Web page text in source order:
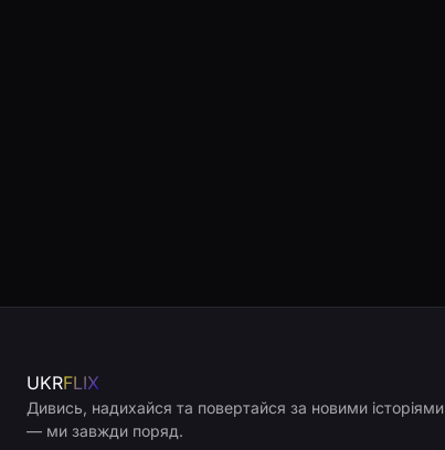
UKRFLIX
Дивись, надихайся та повертайся за новими історіями
— ми завжди поряд.